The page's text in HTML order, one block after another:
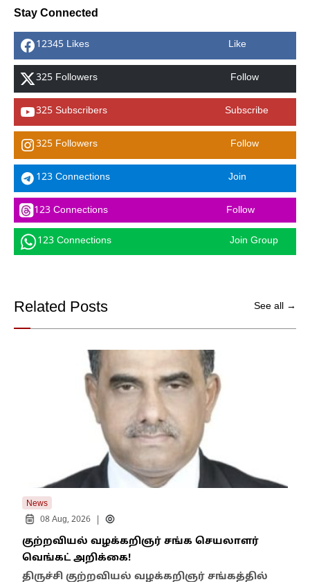
Stay Connected
12345 Likes Like
325 Followers Follow
325 Subscribers Subscribe
325 Followers Follow
123 Connections Join
123 Connections Follow
123 Connections Join Group
Related Posts See all →
News
08 Aug, 2026
குற்றவியல் வழக்கறிஞர் சங்க செயலாளர்
வெங்கட் அறிக்கை!
திருச்சி குற்றவியல் வழக்கறிஞர் சங்கத்தில்